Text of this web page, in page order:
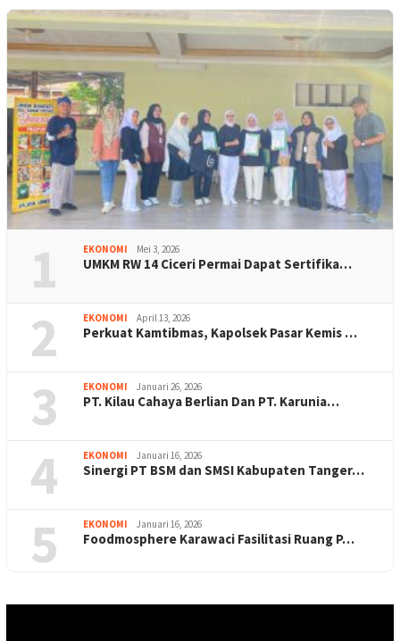
1 EKONOMI Mei 3, 2026
UMKM RW 14 Ciceri Permai Dapat Sertifika…
2 EKONOMI April 13, 2026
Perkuat Kamtibmas, Kapolsek Pasar Kemis …
3 EKONOMI Januari 26, 2026
PT. Kilau Cahaya Berlian Dan PT. Karunia…
4 EKONOMI Januari 16, 2026
Sinergi PT BSM dan SMSI Kabupaten Tanger…
5 EKONOMI Januari 16, 2026
Foodmosphere Karawaci Fasilitasi Ruang P…